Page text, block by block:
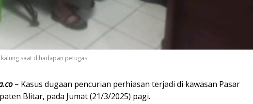
kalung saat dihadapan petugas
– Kasus dugaan pencurian perhiasan terjadi di kawasan Pasar
Blitar, pada Jumat (21/3/2025) pagi.